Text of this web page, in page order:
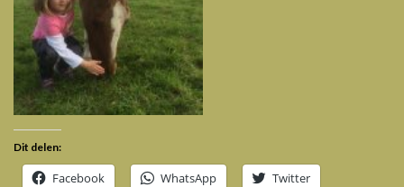
Dit delen:
Facebook WhatsApp Twitter